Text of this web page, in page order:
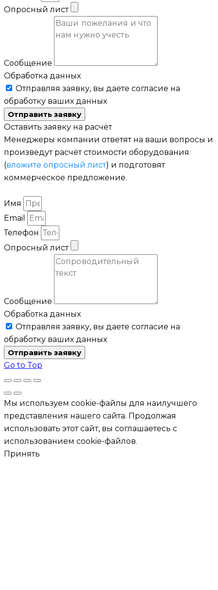
Опросный лист
Сообщение
Обработка данных
Отправляя заявку, вы даете согласие на
обработку ваших данных
Отправить заявку
Оставить заявку на расчёт
Менеджеры компании ответят на ваши вопросы и
произведут расчёт стоимости оборудования
(вложите опросный лист) и подготовят
коммерческое предложение.
Имя
Email
Телефон
Опросный лист
Сообщение
Обработка данных
Отправляя заявку, вы даете согласие на
обработку ваших данных
Отправить заявку
Go to Top
Мы используем cookie-файлы для наилучшего
представления нашего сайта. Продолжая
использовать этот сайт, вы соглашаетесь с
использованием cookie-файлов.
Принять